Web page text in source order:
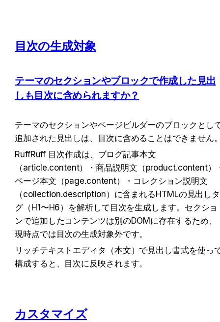
目次の生成対象
テーマのセクションやブロックで作成した見出
しも目次に含められますか？
テーマのセクションやページビルダーのブロックとし
追加された見出しは、目次に含めることはできません
RuffRuff 目次作成は、ブログ記事本文
（article.content）・商品説明文（product.content）
ページ本文（page.content）・コレクション説明文
（collection.description）に含まれるHTMLの見出しタ
グ（H1〜H6）を解析して目次を生成します。セクショ
ンで追加したコンテンツは別のDOMに存在するため、
現時点では目次の生成対象外です。
リッチテキストエディタ（本文）で見出し書式を使っ
構成すると、目次に反映されます。
カスタマイズ